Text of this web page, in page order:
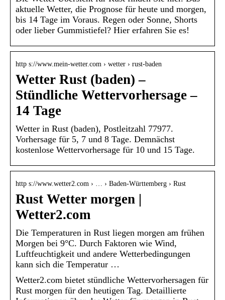
aktuelle Wetter, die Prognose für heute und morgen,
bis 14 Tage im Voraus. Regen oder Sonne, Shorts
oder lieber Gummistiefel? Hier erfahren Sie es!
http s://www.mein-wetter.com › wetter › rust-baden
Wetter Rust (baden) –
Stündliche Wettervorhersage –
14 Tage
Wetter in Rust (baden), Postleitzahl 77977.
Vorhersage für 5, 7 und 8 Tage. Demnächst
kostenlose Wettervorhersage für 10 und 15 Tage.
http s://www.wetter2.com › … › Baden-Württemberg › Rust
Rust Wetter morgen |
Wetter2.com
Die Temperaturen in Rust liegen morgen am frühen
Morgen bei 9°C. Durch Faktoren wie Wind,
Luftfeuchtigkeit und andere Wetterbedingungen
kann sich die Temperatur …
Wetter2.com bietet stündliche Wettervorhersagen für
Rust morgen für den heutigen Tag. Detaillierte